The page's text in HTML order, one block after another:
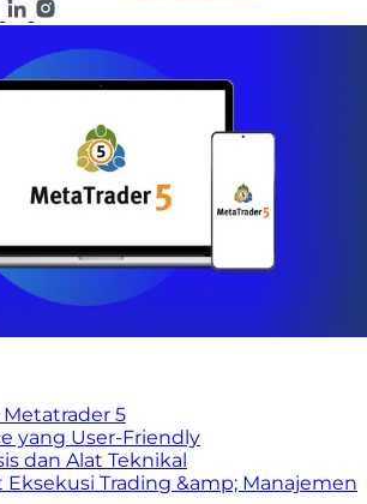
5
yang User-Friendly
dan Alat Teknikal
Eksekusi Trading &amp; Manajemen